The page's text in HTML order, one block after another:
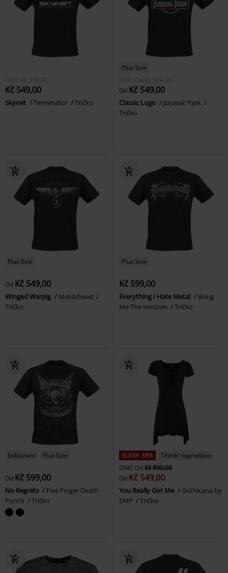
DMC Kč 599,00
Kč 549,00
Skynet Terminator Tričko
Plus Size
DMC Od Kč 699,00
Od Kč 549,00
Classic Logo
Jurassic Park
Tričko
Plus Size
Od Kč 549,00
Winged Warpig
Motörhead
Tričko
Plus Size
Kč 599,00
Everything I Hate Metal
Bring
Me The Horizon
Tričko
Exkluzivní Plus Size
Od Kč 599,00
No Regrets
Five Finger Death
Punch
Tričko
SLEVA 38%
Téměř vyprodáno
DMC Od Kč 899,00
Od Kč 549,00
You Really Got Me
Gothicana by
EMP
Tričko